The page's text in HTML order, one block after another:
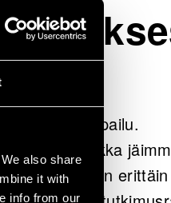
also share
it with
info from our
koveneva kilpailu.
vaikka
rahoitus on